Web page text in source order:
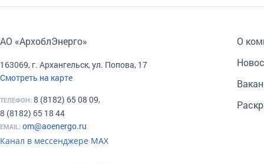
АО «АрхоблЭнерго»
163069, г. Архангельск, ул. Попова, 17
Смотреть на карте
ТЕЛЕФОН: 8 (8182) 65 08 09,
8 (8182) 65 18 44
EMAIL: om@aoenergo.ru
О
Канал в мессенджере МАХ